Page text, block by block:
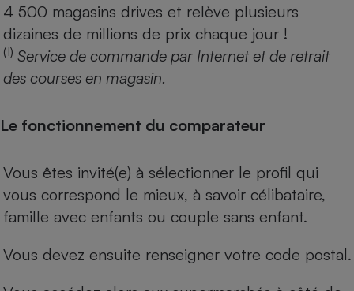
4 500 magasins drives et relève plusieurs
dizaines de millions de prix chaque jour !
(1) Service de commande par Internet et de retrait
des courses en magasin.
Le fonctionnement du comparateur
Vous êtes invité(e) à sélectionner le profil qui
vous correspond le mieux, à savoir célibataire,
famille avec enfants ou couple sans enfant.
Vous devez ensuite renseigner votre code postal.